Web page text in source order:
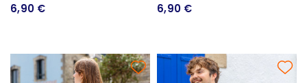
6,90 € 6,90 €